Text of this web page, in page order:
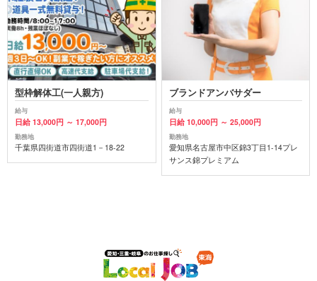
型枠解体工(一人親方)
給与
日給 13,000円 ～ 17,000円
勤務地
千葉県四街道市四街道1－18-22
ブランドアンバサダー
給与
日給 10,000円 ～ 25,000円
勤務地
愛知県名古屋市中区錦3丁目1-14プレ
サンス錦プレミアム